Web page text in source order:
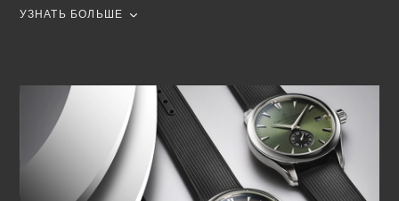
периферически расположенный двунаправленный
УЗНАТЬ БОЛЬШЕ